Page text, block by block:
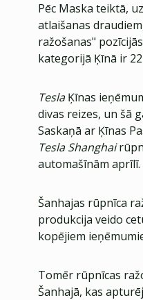
Pēc Maska teiktā,
atlaišanas
ražošanas"
kategorijā Ķīnā ir
TeslaĶīnas
divas reizes, un šā
Saskaņā ar Ķīnas
Tesla Shanghai
automašīnām aprīlī.
Šanhajas rūpnīca
produkcija veido
kopējiem
Tomēr rūpnīcas
Šanhajā, kas